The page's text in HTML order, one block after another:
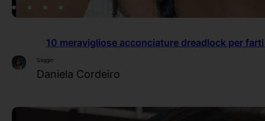
10 meravigliose acconciature dreadlock per
Saggio
Daniela Cordeiro